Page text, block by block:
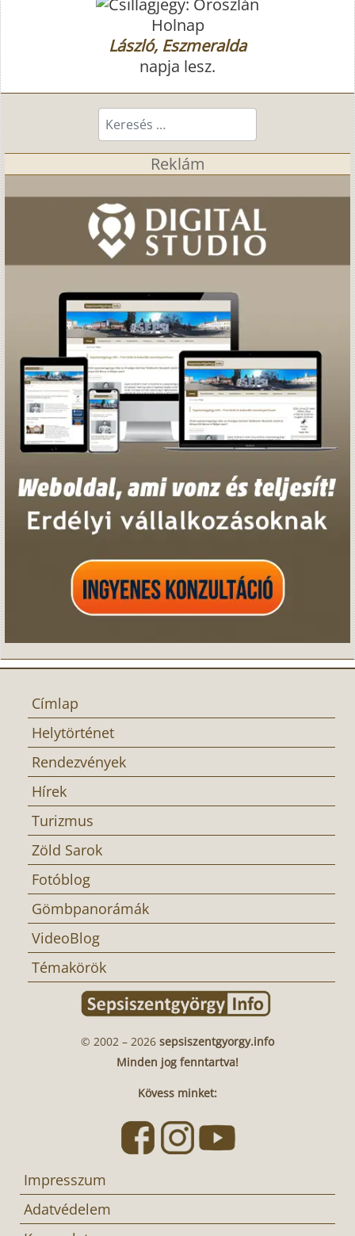
Holnap
László, Eszmeralda
napja lesz.
Keresés...
Reklám
Címlap
Helytörténet
Rendezvények
Hírek
Turizmus
Zöld Sarok
Fotóblog
Gömbpanorámák
VideoBlog
Témakörök
© 2002 – 2026 sepsiszentgyorgy.info
Minden jog fenntartva!
Kövess minket:
Impresszum
Adatvédelem